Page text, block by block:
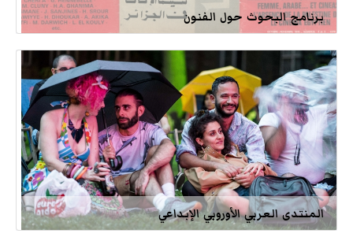
برنامج البحوث حول الفنون
المنتدى العربي الأوروبي الإبداعي